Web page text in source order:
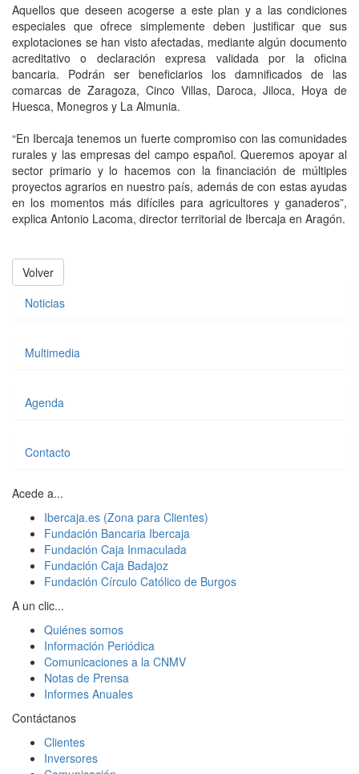
Aquellos que deseen acogerse a este plan y a las condiciones
especiales que ofrece simplemente deben justificar que sus
explotaciones se han visto afectadas, mediante algún documento
acreditativo o declaración expresa validada por la oficina
bancaria. Podrán ser beneficiarios los damnificados de las
comarcas de Zaragoza, Cinco Villas, Daroca, Jiloca, Hoya de
Huesca, Monegros y La Almunia.
“En Ibercaja tenemos un fuerte compromiso con las comunidades
rurales y las empresas del campo español. Queremos apoyar al
sector primario y lo hacemos con la financiación de múltiples
proyectos agrarios en nuestro país, además de con estas ayudas
en los momentos más difíciles para agricultores y ganaderos”,
explica Antonio Lacoma, director territorial de Ibercaja en Aragón.
Volver
Noticias
Multimedia
Agenda
Contacto
Acede a...
Ibercaja.es (Zona para Clientes)
Fundación Bancaria Ibercaja
Fundación Caja Inmaculada
Fundación Caja Badajoz
Fundación Círculo Católico de Burgos
A un clic...
Quiénes somos
Información Periódica
Comunicaciones a la CNMV
Notas de Prensa
Informes Anuales
Contáctanos
Clientes
Inversores